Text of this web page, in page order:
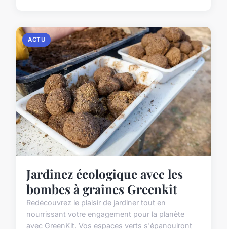
ACTU
Jardinez écologique avec les
bombes à graines Greenkit
Redécouvrez le plaisir de jardiner tout en
nourrissant votre engagement pour la planète
avec GreenKit. Vos espaces verts s'épanouiront